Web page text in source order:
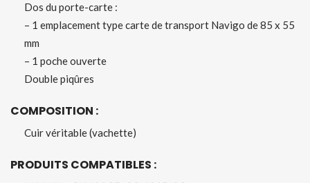
Dos du porte-carte :
– 1 emplacement type carte de transport Navigo de 85 x 55
mm
– 1 poche ouverte
Double piqûres
COMPOSITION :
Cuir véritable (vachette)
PRODUITS COMPATIBLES :